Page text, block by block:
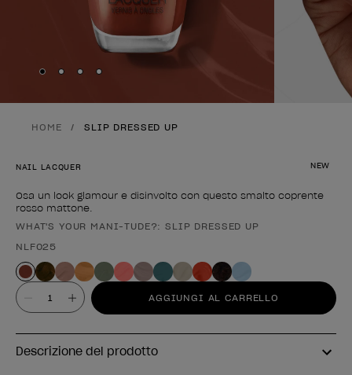
Skip to slide
Skip to slide
Skip to slide
Skip to slide
HOME SLIP DRESSED UP
NEW
NAIL LACQUER
Osa un look glamour e disinvolto con questo smalto coprente
rosso mattone.
Forma del prodotto
WHAT'S YOUR MANI-TUDE?: SLIP DRESSED UP
NLF025
Valore AGGIUNGI AL CARRELLO
Descrizione del prodotto